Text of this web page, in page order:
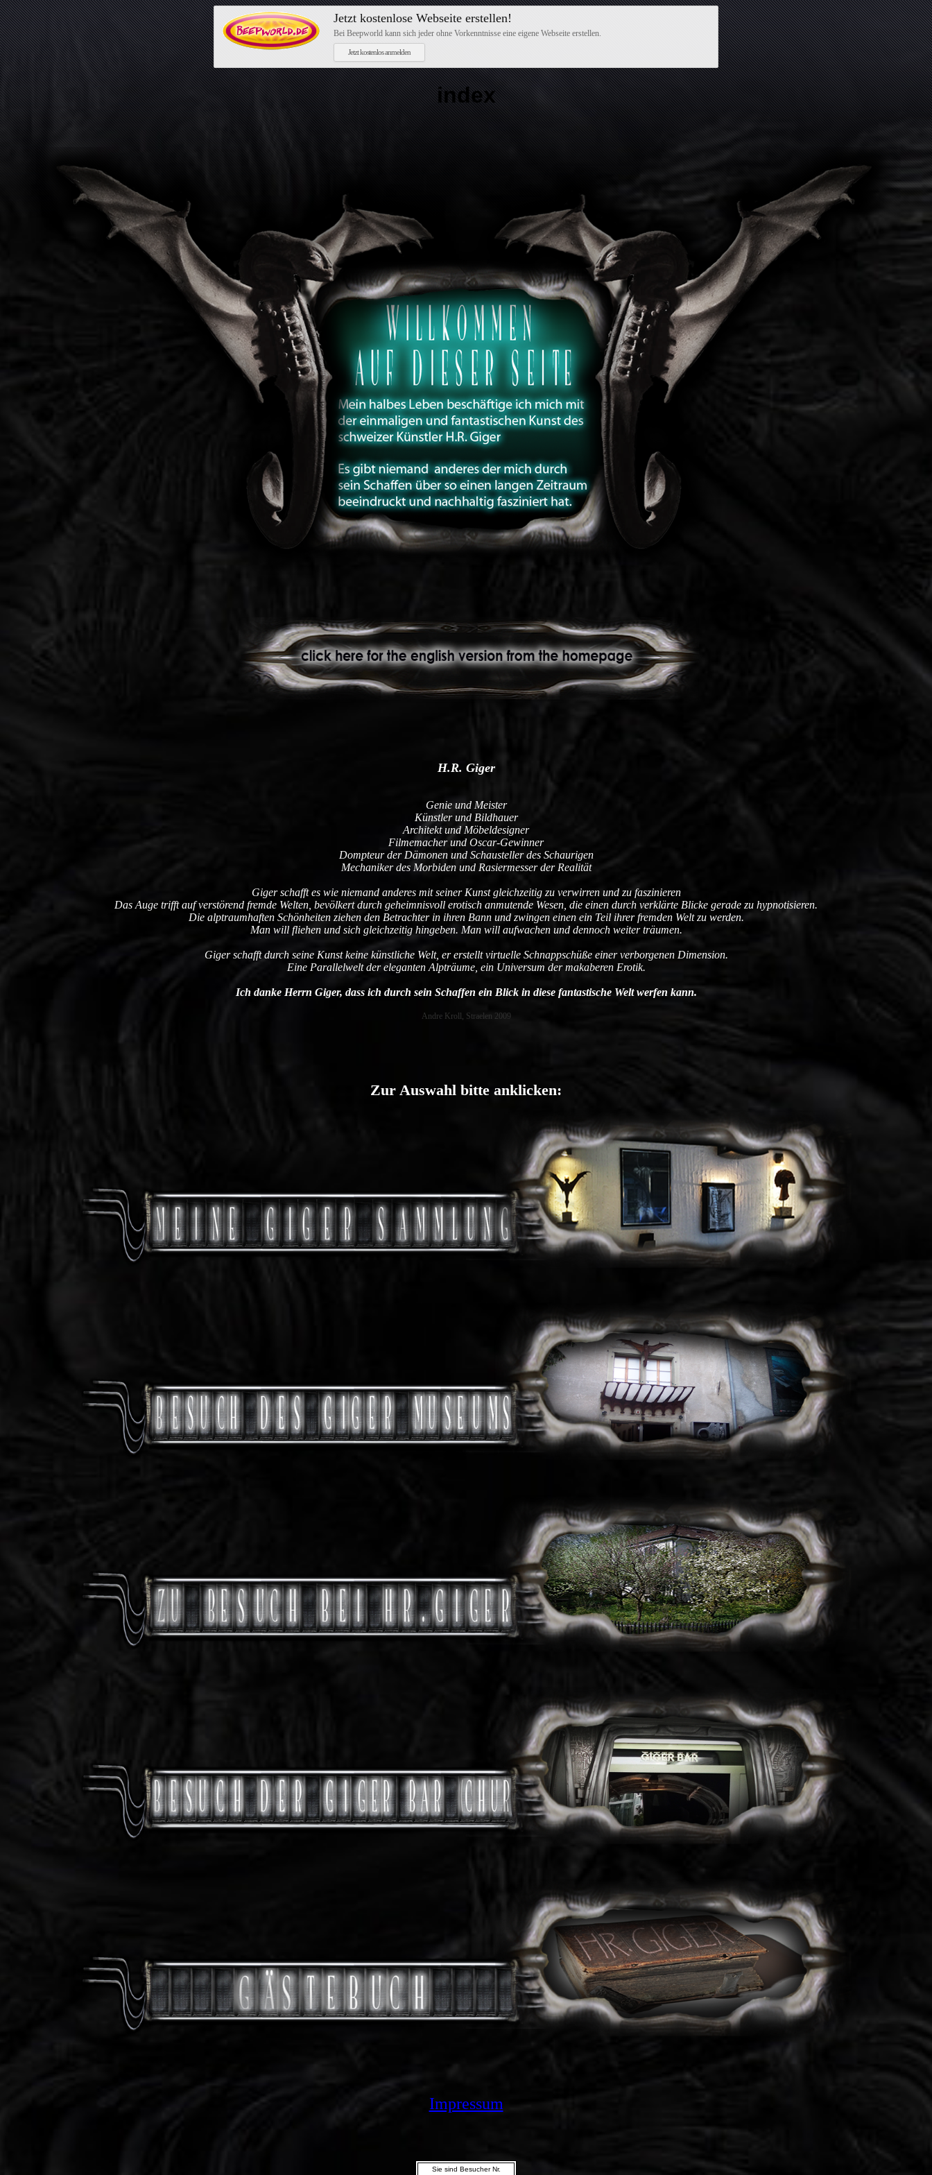
Jetzt kostenlose Webseite erstellen!
Bei Beepworld kann sich jeder ohne Vorkenntnisse eine eigene Webseite erstellen.
Jetzt kostenlos anmelden
index
H.R. Giger
Genie und Meister
Künstler und Bildhauer
Architekt und Möbeldesigner
Filmemacher und Oscar-Gewinner
Dompteur der Dämonen und Schausteller des Schaurigen
Mechaniker des Morbiden und Rasiermesser der Realität
Giger schafft es wie niemand anderes mit seiner Kunst gleichzeitig zu verwirren und zu faszinieren
Das Auge trifft auf verstörend fremde Welten, bevölkert durch geheimnisvoll erotisch anmutende Wesen, die einen durch verklärte Blicke gerade zu hypnotisieren.
Die alptraumhaften Schönheiten ziehen den Betrachter in ihren Bann und zwingen einen ein Teil ihrer fremden Welt zu werden.
Man will fliehen und sich gleichzeitig hingeben. Man will aufwachen und dennoch weiter träumen.
Giger schafft durch seine Kunst keine künstliche Welt, er erstellt virtuelle Schnappschüße einer verborgenen Dimension.
Eine Parallelwelt der eleganten Alpträume, ein Universum der makaberen Erotik.
Ich danke Herrn Giger, dass ich durch sein Schaffen ein Blick in diese fantastische Welt werfen kann.
Andre Kroll, Straelen 2009
Zur Auswahl bitte anklicken:
Impressum
Sie sind Besucher Nr.